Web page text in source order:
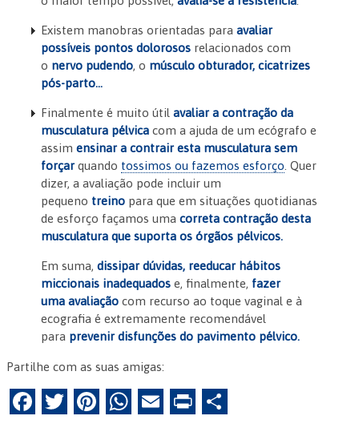
Existem manobras orientadas paraavaliar
possíveis pontos dolorosos relacionados com
o nervo pudendo, o músculo obturador, cicatrizes
pós-parto…
Finalmente é muito útilavaliar a contração da
musculatura pélvicacom a ajuda de um ecógrafo e
assimensinar a contrair esta musculatura sem
forçarquando tossimos ou fazemos esforço . Quer
dizer, a avaliação pode incluir um
pequeno treino para que em situações quotidianas
de esforço façamos umacorreta contração desta
musculatura que suporta os órgãos pélvicos.
Em suma,dissipar dúvidas, reeducar hábitos
miccionais inadequadose, finalmente, fazer
uma avaliaçãocom recurso ao toque vaginal e à
ecografia é extremamente recomendável
para prevenir disfunções do pavimento pélvico.
Partilhe com as suas amigas:
F
T
Pi
W
E
Pr